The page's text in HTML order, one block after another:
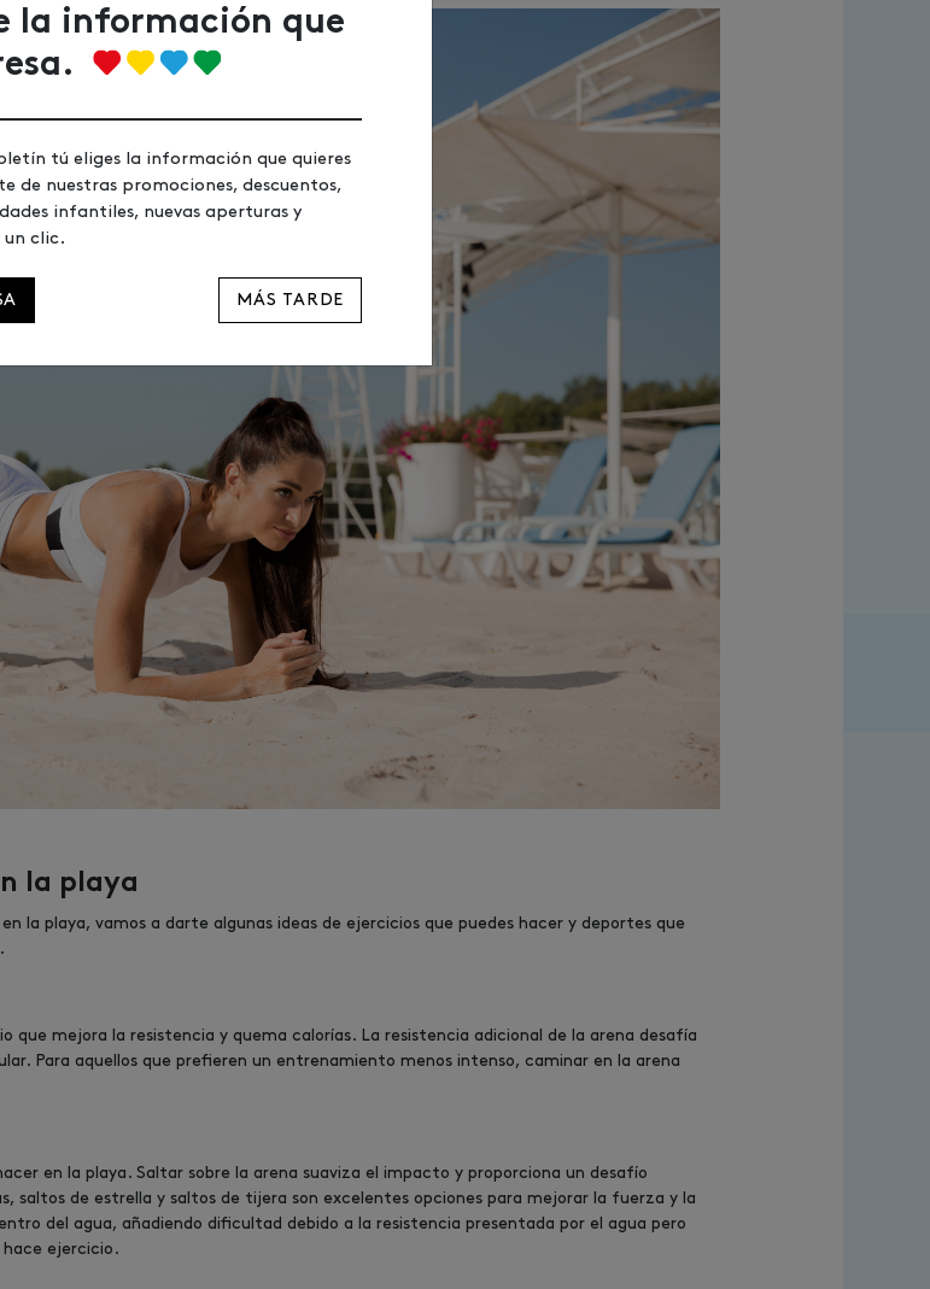
la playa
la playa, vamos a darte algunas ideas de ejercicios que puedes hacer y deportes que
que mejora la resistencia y quema calorías. La resistencia adicional de la arena desafía
Para aquellos que prefieren un entrenamiento menos intenso, caminar en la arena
en la playa. Saltar sobre la arena suaviza el impacto y proporciona un desafío
saltos de estrella y saltos de tijera son excelentes opciones para mejorar la fuerza y la
del agua, añadiendo dificultad debido a la resistencia presentada por el agua pero
ejercicio.
la información que
tú eliges la información que quieres
de nuestras promociones, descuentos,
infantiles, nuevas aperturas y
un clic.
MÁS TARDE